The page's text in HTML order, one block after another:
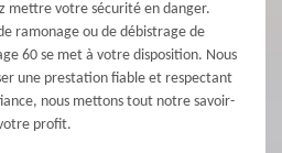
mettre votre sécurité en danger.
ramonage ou de débistrage de
60 se met à votre disposition. Nous
une prestation fiable et respectant
nous mettons tout notre savoir-
profit.